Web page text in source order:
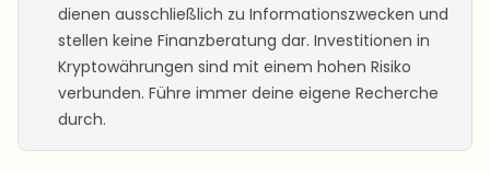
dienen ausschließlich zu Informationszwecken und
stellen keine Finanzberatung dar. Investitionen in
Kryptowährungen sind mit einem hohen Risiko
verbunden. Führe immer deine eigene Recherche
durch.